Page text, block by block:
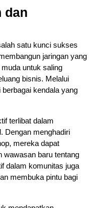
dan
satu kunci sukses
jaringan yang
untuk saling
bisnis. Melalui
kendala yang
terlibat dalam
Dengan menghadiri
mereka dapat
wawasan baru tentang
dalam komunitas juga
membuka pintu bagi